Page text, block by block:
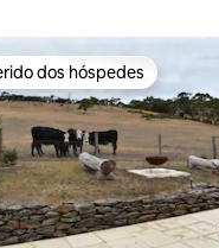
melhores preferidos dos
dos hóspedes